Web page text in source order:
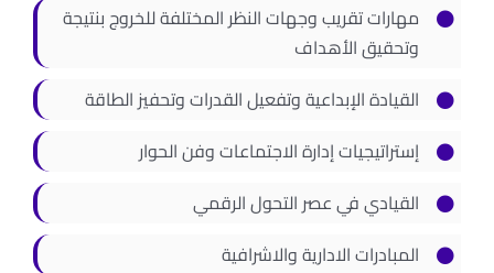
مهارات تقريب وجهات النظر المختلفة للخروج بنتيجة
وتحقيق الأهداف
القيادة الإبداعية وتفعيل القدرات وتحفيز الطاقة
إستراتيجيات إدارة الاجتماعات وفن الحوار
القيادي في عصر التحول الرقمي
المبادرات الادارية والاشرافية